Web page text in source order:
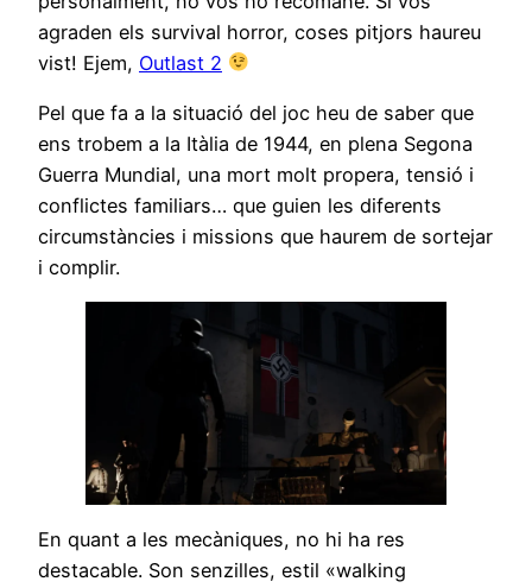
agraden els survival horror, coses pitjors haureu
vist! Ejem, Outlast 2
Pel que fa a la situació del joc heu de saber que
ens trobem a la Itàlia de 1944, en plena Segona
Guerra Mundial, una mort molt propera, tensió i
conflictes familiars… que guien les diferents
circumstàncies i missions que haurem de sortejar
i complir.
En quant a les mecàniques, no hi ha res
destacable. Son senzilles, estil «walking